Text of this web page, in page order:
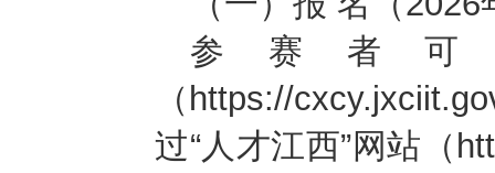
参赛者
（https://
过“人才江西”网站（